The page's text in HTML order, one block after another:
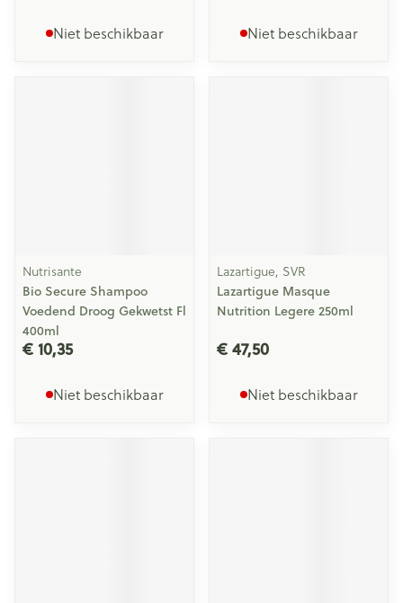
Niet beschikbaar Niet beschikbaar
Nutrisante
Bio Secure Shampoo
Voedend Droog Gekwetst Fl
400ml
€ 10,35
Niet beschikbaar
Lazartigue, SVR
Lazartigue Masque
Nutrition Legere 250ml
€ 47,50
Niet beschikbaar